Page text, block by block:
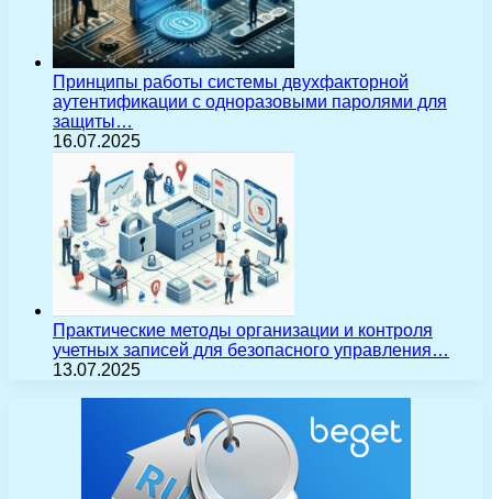
Принципы работы системы двухфакторной
аутентификации с одноразовыми паролями для
защиты…
16.07.2025
Практические методы организации и контроля
учетных записей для безопасного управления…
13.07.2025